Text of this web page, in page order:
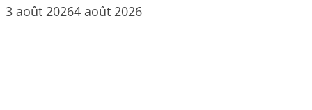
3 août 20264 août 2026